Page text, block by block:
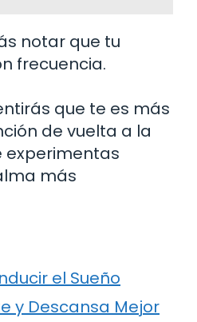
notar que tu
frecuencia.
que te es más
de vuelta a la
experimentas
más
el Sueño
y Descansa Mejor